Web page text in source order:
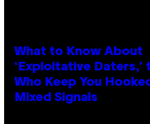
What to Know About
‘Exploitative Daters,’
Who Keep You
Mixed Signals